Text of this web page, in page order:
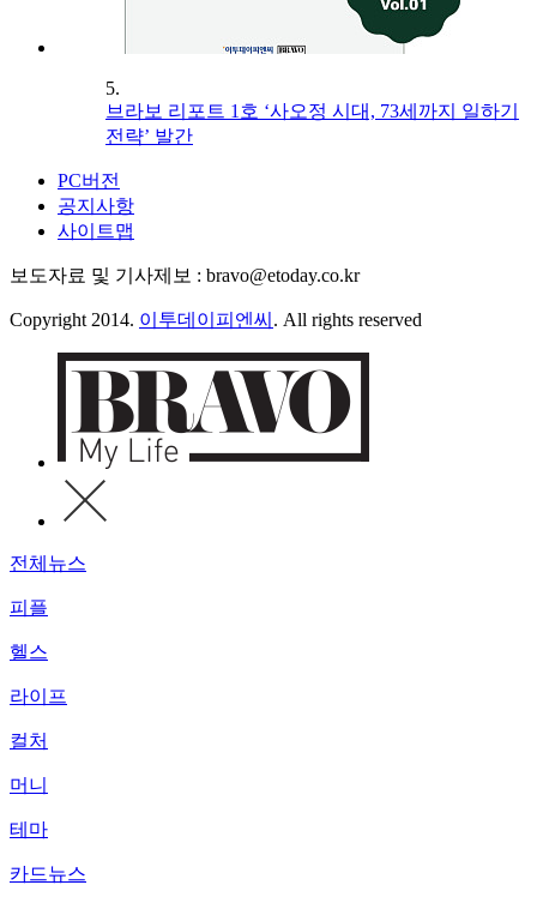
5.
브라보 리포트 1호 ‘사오정 시대, 73세까지 일하기
전략’ 발간
PC버전
공지사항
사이트맵
보도자료 및 기사제보 : bravo@etoday.co.kr
Copyright 2014. 이투데이피엔씨 . All rights reserved
전체뉴스
피플
헬스
라이프
컬처
머니
테마
카드뉴스